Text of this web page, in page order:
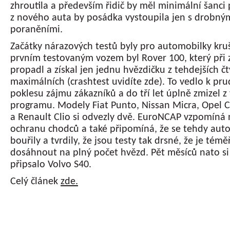
zhroutila a především řidič by měl minimální šanci
z nového auta by posádka vystoupila jen s
poraněními.
Začátky nárazových testů byly pro automobilky
prvním testovaným vozem byl Rover 100, který při
propadl a získal jen jednu hvězdičku z tehdejších
maximálních (crashtest uvidíte zde). To vedlo k
poklesu zájmu zákazníků a do tří let úplně zmizel
programu. Modely Fiat Punto, Nissan Micra, Opel
a Renault Clio si odvezly dvě. EuroNCAP vzpomíná
ochranu chodců a také připomíná, že se tehdy
bouřily a tvrdily, že jsou testy tak drsné, že je
dosáhnout na plný počet hvězd. Pět měsíců nato
připsalo Volvo S40.
Celý článek zde.